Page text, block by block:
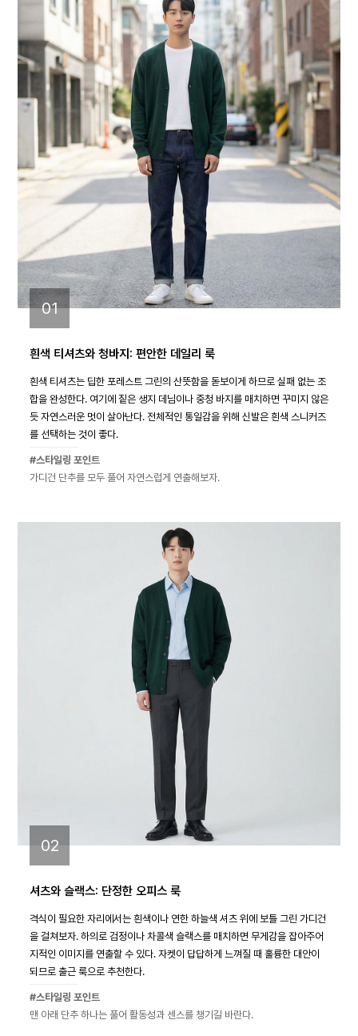
01
흰색 티셔츠와 청바지: 편안한 데일리 룩
흰색 티셔츠는 딥한 포레스트 그린의 산뜻함을 돋보이게 하므로 실패 없는 조
합을 완성한다. 여기에 짙은 생지 데님이나 중청 바지를 매치하면 꾸미지 않은
듯 자연스러운 멋이 살아난다. 전체적인 통일감을 위해 신발은 흰색 스니커즈
를 선택하는 것이 좋다.
#스타일링 포인트
가디건 단추를 모두 풀어 자연스럽게 연출해보자.
02
셔츠와 슬랙스: 단정한 오피스 룩
격식이 필요한 자리에서는 흰색이나 연한 하늘색 셔츠 위에 보틀 그린 가디건
을 걸쳐보자. 하의로 검정이나 차콜색 슬랙스를 매치하면 무게감을 잡아주어
지적인 이미지를 연출할 수 있다. 자켓이 답답하게 느껴질 때 훌륭한 대안이
되므로 출근 룩으로 추천한다.
#스타일링 포인트
맨 아래 단추 하나는 풀어 활동성과 센스를 챙기길 바란다.